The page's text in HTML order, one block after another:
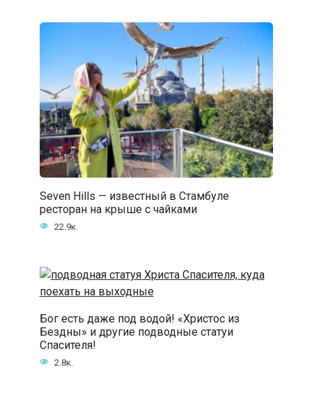
Seven Hills — известный в Стамбуле
ресторан на крыше с чайками
22.9к.
Бог есть даже под водой! «Христос из
Бездны» и другие подводные статуи
Спасителя!
2.8к.